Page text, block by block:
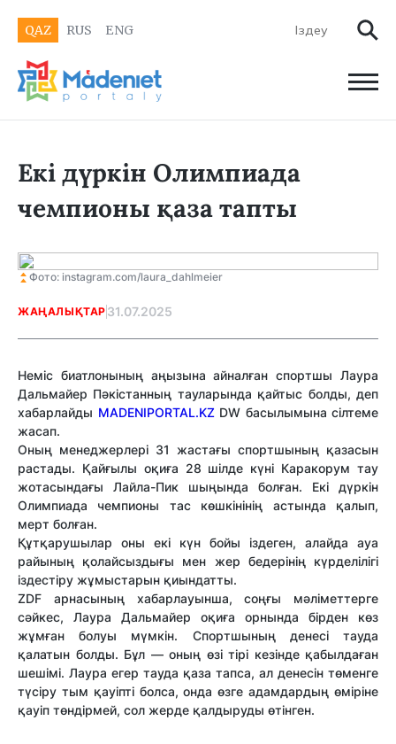
QAZ RUS ENG
Екі дүркін Олимпиада
чемпионы қаза тапты
Фото: instagram.com/laura_dahlmeier
ЖАҢАЛЫҚТАР 31.07.2025
Неміс биатлонының аңызына айналған спортшы Лаура
Дальмайер Пәкістанның тауларында қайтыс болды, деп
хабарлайды MADENIPORTAL.KZ DW басылымына сілтеме
жасап.
Оның менеджерлері 31 жастағы спортшының қазасын
растады. Қайғылы оқиға 28 шілде күні Каракорум тау
жотасындағы Лайла-Пик шыңында болған. Екі дүркін
Олимпиада чемпионы тас көшкінінің астында қалып,
мерт болған.
Құтқарушылар оны екі күн бойы іздеген, алайда ауа
райының қолайсыздығы мен жер бедерінің күрделілігі
іздестіру жұмыстарын қиындатты.
ZDF арнасының хабарлауынша, соңғы мәліметтерге
сәйкес, Лаура Дальмайер оқиға орнында бірден көз
жұмған болуы мүмкін. Спортшының денесі тауда
қалатын болды. Бұл — оның өзі тірі кезінде қабылдаған
шешімі. Лаура егер тауда қаза тапса, ал денесін төменге
түсіру тым қауіпті болса, онда өзге адамдардың өміріне
қауіп төндірмей, сол жерде қалдыруды өтінген.